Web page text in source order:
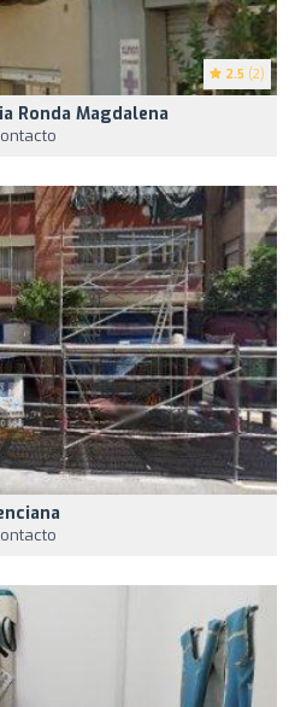
2.5 (2)
Ronda Magdalena